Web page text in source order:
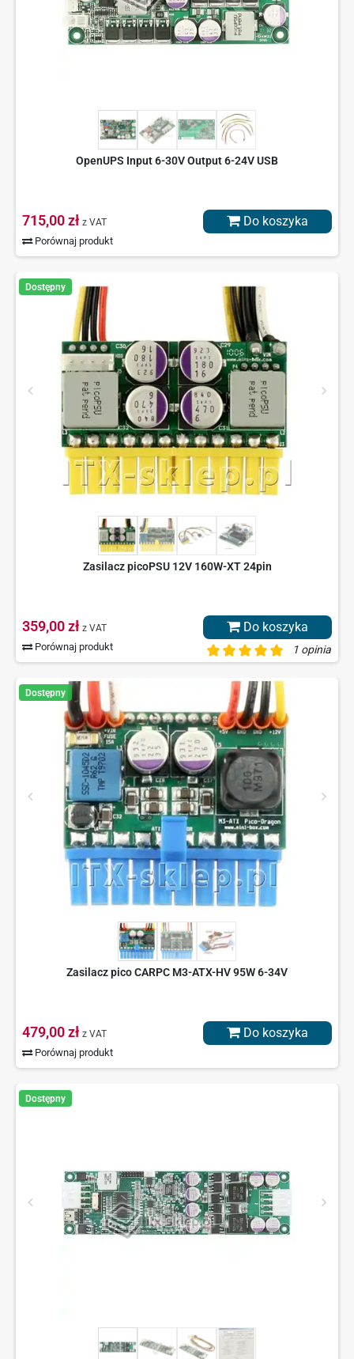
OpenUPS Input 6-30V Output 6-24V USB
715,00 zł z VAT
Porównaj produkt
Do koszyka
Dostępny
1 opinia
Zasilacz picoPSU 12V 160W-XT 24pin
359,00 zł z VAT
Porównaj produkt
Do koszyka
Dostępny
Zasilacz pico CARPC M3-ATX-HV 95W 6-34V
479,00 zł z VAT
Porównaj produkt
Do koszyka
Dostępny